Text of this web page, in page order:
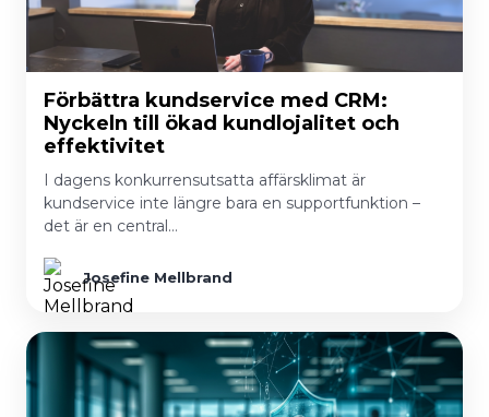
Förbättra kundservice med CRM:
Nyckeln till ökad kundlojalitet och
effektivitet
I dagens konkurrensutsatta affärsklimat är
kundservice inte längre bara en supportfunktion –
det är en central…
Josefine Mellbrand